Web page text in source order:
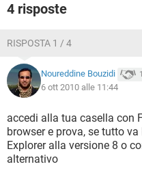
4 risposte
RISPOSTA 1 / 4
Noureddine Bouzidi
6 ott 2010 alle 11:44
accedi alla tua casella con
browser e prova, se tutto
Explorer alla versione 8 o
alternativo